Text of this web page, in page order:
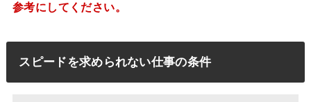
参考にしてください。
スピードを求められない仕事の条件